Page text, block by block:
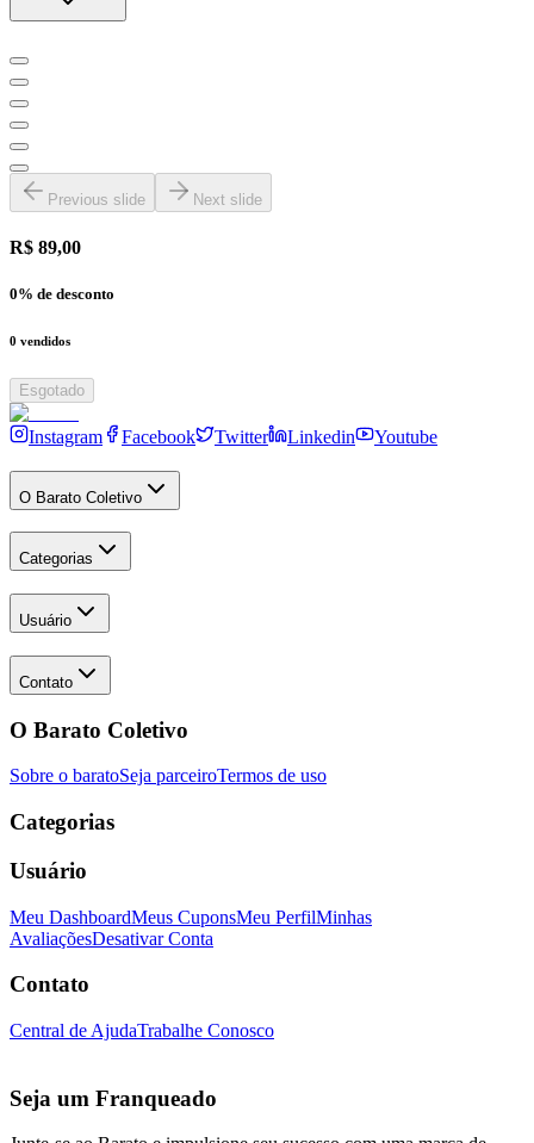
Previous slide Next slide
R$ 89,00
0% de desconto
0 vendidos
Esgotado
Instagram Facebook Twitter Linkedin Youtube
O Barato Coletivo
Categorias
Usuário
Contato
O Barato Coletivo
Sobre o baratoSeja parceiroTermos de uso
Categorias
Usuário
Meu DashboardMeus CuponsMeu PerfilMinhas
AvaliaçõesDesativar Conta
Contato
Central de AjudaTrabalhe Conosco
Seja um Franqueado